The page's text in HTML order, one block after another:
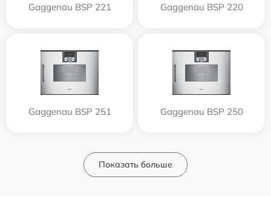
Gaggenau BSP 221 Gaggenau BSP 220
Gaggenau BSP 251 Gaggenau BSP 250
Показать больше